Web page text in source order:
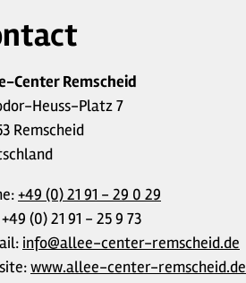
Center Remscheid
Heuss-Platz 7
Remscheid
+49 (0) 21 91 - 29 0 29
+49 (0) 21 91 - 25 9 73
info@allee-center-remscheid.de
www.allee-center-remscheid.de